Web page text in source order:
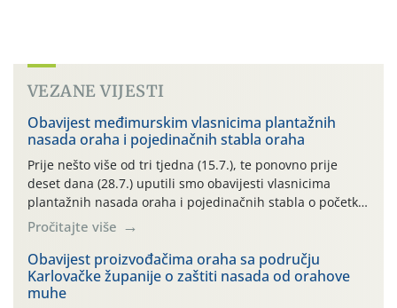
VEZANE VIJESTI
Obavijest međimurskim vlasnicima plantažnih
nasada oraha i pojedinačnih stabla oraha
Prije nešto više od tri tjedna (15.7.), te ponovno prije
deset dana (28.7.) uputili smo obavijesti vlasnicima
plantažnih nasada oraha i pojedinačnih stabla o početku
leta i ovogodišnjoj potrebi usmjerenog suzbijanja
orahove muhe (Rhagoletis completa)! Već dvanaest dana
traje drugi ovogodišnji “toplinski udar”, koji naročito
izražen zadnja šest dana (31.7.-05.8.), jer najviše
temperature zraka svakodnevno […]
Pročitajte više
Obavijest proizvođačima oraha sa području
Karlovačke županije o zaštiti nasada od orahove
muhe